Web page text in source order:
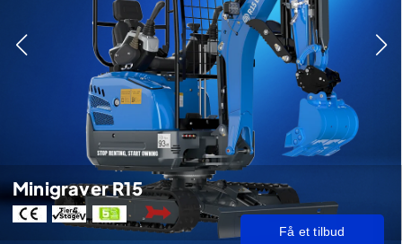
Minigraver R15
Få et tilbud